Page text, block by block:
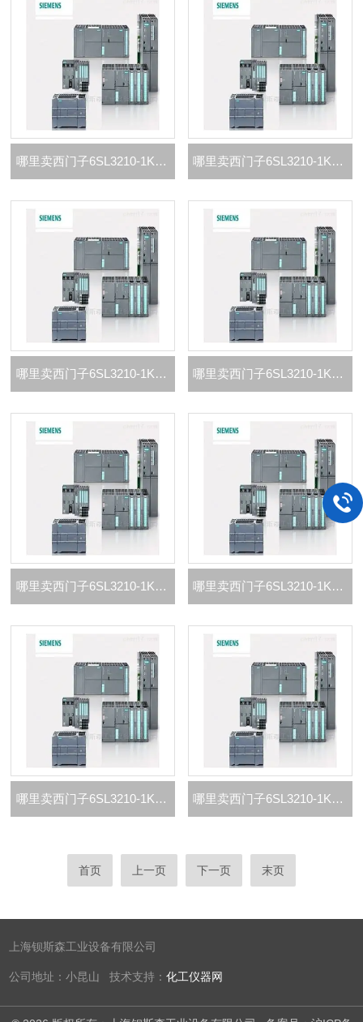
哪里卖西门子6SL3210-1KE22-6代理商 哪里卖西门子6SL3210-1KE21-7代理商
哪里卖西门子6SL3210-1KE21-3代理商 哪里卖西门子6SL3210-1KE18-8代理商
哪里卖西门子6SL3210-1KE17-5代理商 哪里卖西门子6SL3210-1KE15-8代理商
哪里卖西门子6SL3210-1KE14-3代理商 哪里卖西门子6SL3210-1KE13-2.代理商
首页 上一页 下一页 末页
上海钡斯森工业设备有限公司
公司地址：小昆山 技术支持：化工仪器网